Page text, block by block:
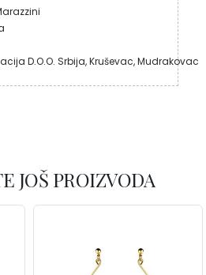
D.O.O. Srbija, Kruševac, Mudrakovac
JOŠ PROIZVODA